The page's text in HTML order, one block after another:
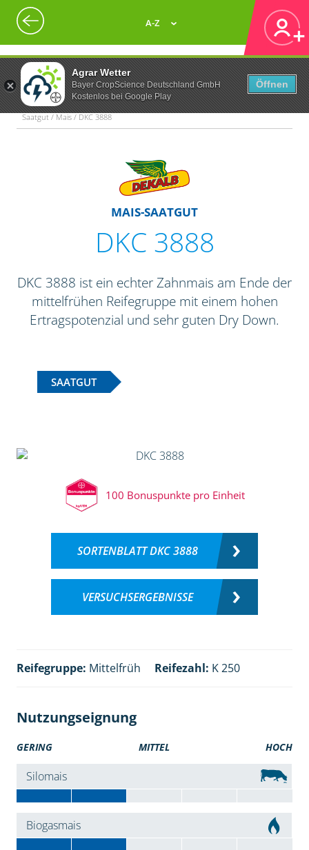
Agrar Wetter
Bayer CropScience Deutschland GmbH
Kostenlos bei Google Play
Öffnen
A-Z
Saatgut / Mais / DKC 3888
MAIS-SAATGUT
DKC 3888
DKC 3888 ist ein echter Zahnmais am Ende der
mittelfrühen Reifegruppe mit einem hohen
Ertragspotenzial und sehr guten Dry Down.
SAATGUT
100 Bonuspunkte pro Einheit
SORTENBLATT DKC 3888
VERSUCHSERGEBNISSE
Reifegruppe: Mittelfrüh Reifezahl: K 250
Nutzungseignung
GERING MITTEL HOCH
Silomais
Biogasmais